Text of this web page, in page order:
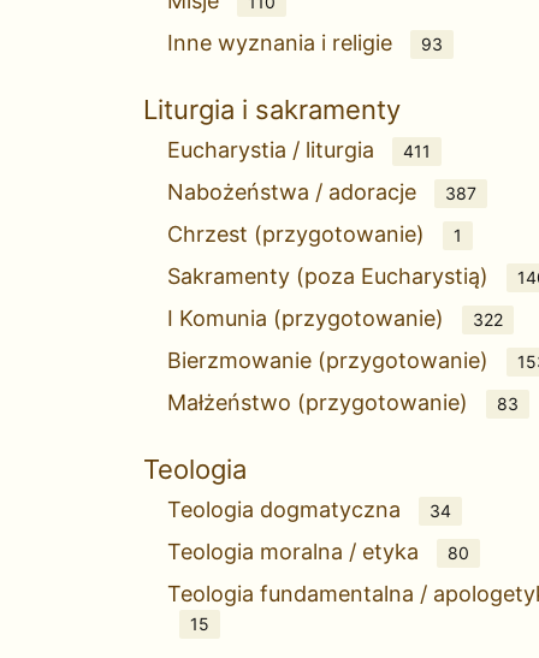
Inne wyznania i religie 93
Liturgia i sakramenty
Eucharystia / liturgia 411
Nabożeństwa / adoracje 387
Chrzest (przygotowanie) 1
Sakramenty (poza Eucharystią)
I Komunia (przygotowanie) 322
Bierzmowanie (przygotowanie)
Małżeństwo (przygotowanie) 83
Teologia
Teologia dogmatyczna 34
Teologia moralna / etyka 80
Teologia fundamentalna /
15